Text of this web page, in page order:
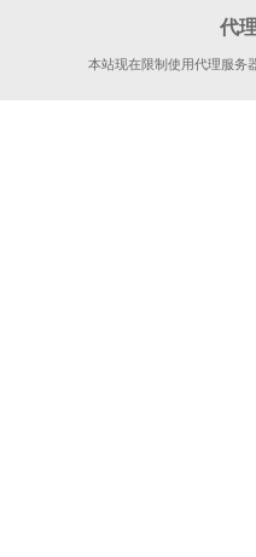
代
本站现在限制使用代理服务